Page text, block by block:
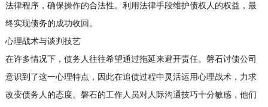
法律程序，确保操作的合法性。利用法律手段维护债权人的权益，最
终实现债务的成功收回。
心理战术与谈判技艺
在许多情况下，债务人往往希望通过拖延来避开责任。磐石讨债公司
意识到了这一心理特点，因此在追债过程中灵活运用心理战术，力求
改变债务人的态度。磐石的工作人员对人际沟通技巧十分敏感，他们